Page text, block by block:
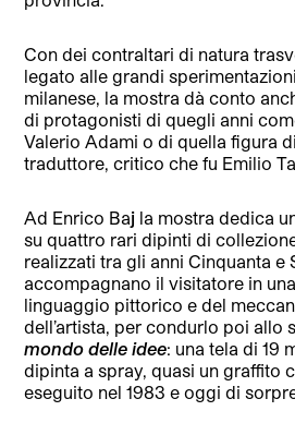
Con dei contraltari di natura
legato alle grandi
milanese, la mostra dà conto
di protagonisti di quegli anni
Valerio Adami o di quella figura
traduttore, critico che fu Emilio
Ad Enrico Baj la mostra dedica
su quattro rari dipinti di
realizzati tra gli anni Cinquanta e
accompagnano il visitatore in
linguaggio pittorico e del
dell’artista, per condurlo poi allo
mondo delle idee: una tela di 19
dipinta a spray, quasi un graffito
eseguito nel 1983 e oggi di